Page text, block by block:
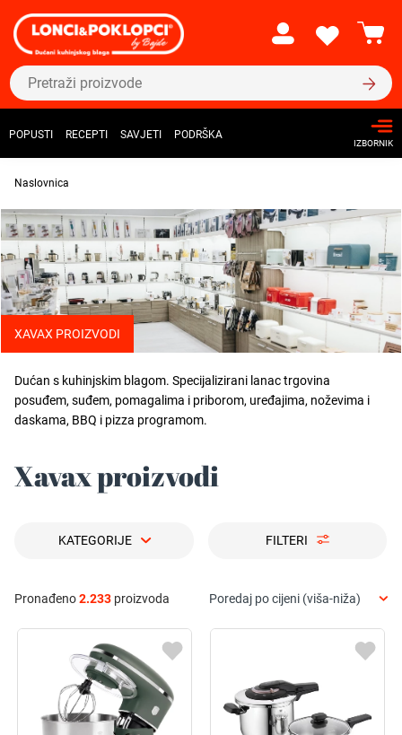
POPUSTI RECEPTI SAVJETI PODRŠKA
IZBORNIK
Naslovnica
XAVAX PROIZVODI
Dućan s kuhinjskim blagom. Specijalizirani lanac trgovina
posuđem, suđem, pomagalima i priborom, uređajima, noževima i
daskama, BBQ i pizza programom.
Xavax proizvodi
KATEGORIJE FILTERI
Pronađeno2.233 proizvoda Poredaj po cijeni (viša-niža)